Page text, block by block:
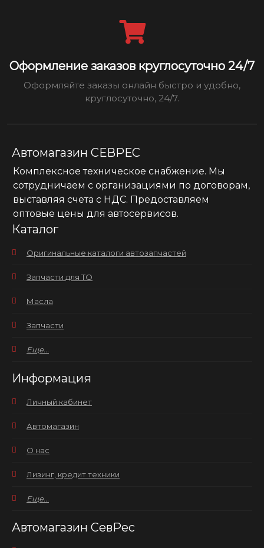
Оформление заказов круглосуточно 24/7
Оформляйте заказы онлайн быстро и удобно,
круглосуточно, 24/7.
Автомагазин СЕВРЕС
Комплексное техническое снабжение. Мы
сотрудничаем с организациями по договорам,
выставляя счета с НДС. Предоставляем
оптовые цены для автосервисов.
Каталог
Оригинальные каталоги автозапчастей
Запчасти для ТО
Масла
Запчасти
Еще...
Информация
Личный кабинет
Автомагазин
О нас
Лизинг, кредит техники
Еще...
Автомагазин СевРес